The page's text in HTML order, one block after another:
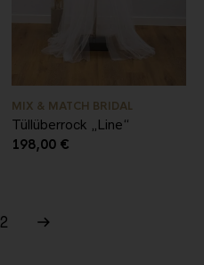
MIX & MATCH BRIDAL
Tüllüberrock „Line“
198,00 €
2